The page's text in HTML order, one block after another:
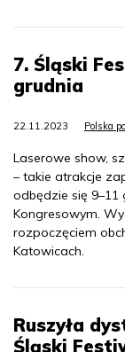
7. Śląski
grudnia
22.11.2023 Polska
Laserowe show,
– takie atrakcje
odbędzie się
Kongresowym.
rozpoczęciem
Katowicach.
Ruszyła
Śląski